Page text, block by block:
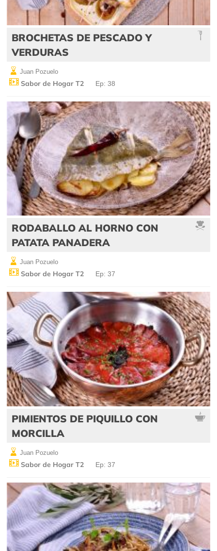
BROCHETAS DE PESCADO Y
VERDURAS
Juan Pozuelo
Sabor de Hogar T2 Ep: 38
RODABALLO AL HORNO CON
PATATA PANADERA
Juan Pozuelo
Sabor de Hogar T2 Ep: 37
PIMIENTOS DE PIQUILLO CON
MORCILLA
Juan Pozuelo
Sabor de Hogar T2 Ep: 37